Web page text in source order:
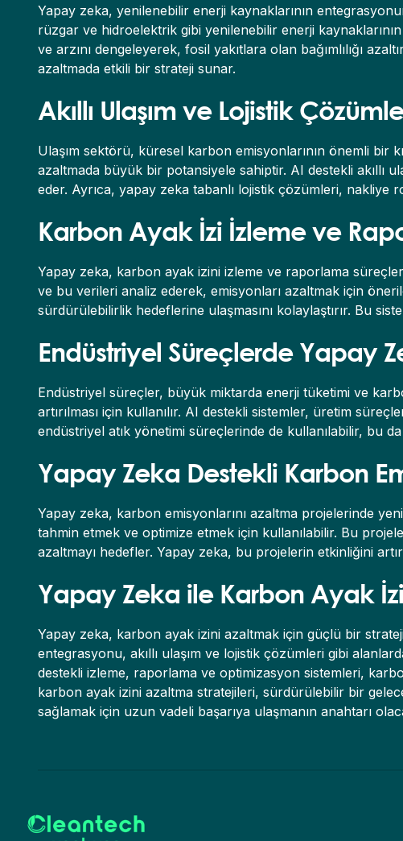
Yapay zeka, yenilenebilir enerji kaynaklarının
rüzgar ve hidroelektrik gibi yenilenebilir enerji
ve arzını dengeleyerek, fosil yakıtlara olan bağımlılığı
azaltmada etkili bir strateji sunar.
Akıllı Ulaşım ve Lojistik
Ulaşım sektörü, küresel karbon emisyonlarının önemli bir
azaltmada büyük bir potansiyele sahiptir. AI destekli akıllı
eder. Ayrıca, yapay zeka tabanlı lojistik çözümleri, nakliye
Karbon Ayak İzi İzleme ve
Yapay zeka, karbon ayak izini izleme ve raporlama
ve bu verileri analiz ederek, emisyonları azaltmak için
sürdürülebilirlik hedeflerine ulaşmasını kolaylaştırır. Bu
Endüstriyel Süreçlerde Yapay
Endüstriyel süreçler, büyük miktarda enerji tüketimi ve
artırılması için kullanılır. AI destekli sistemler, üretim
endüstriyel atık yönetimi süreçlerinde de kullanılabilir, bu
Yapay Zeka Destekli Karbon
Yapay zeka, karbon emisyonlarını azaltma projelerinde
tahmin etmek ve optimize etmek için kullanılabilir. Bu
azaltmayı hedefler. Yapay zeka, bu projelerin etkinliğini
Yapay Zeka ile Karbon Ayak
Yapay zeka, karbon ayak izini azaltmak için güçlü bir
entegrasyonu, akıllı ulaşım ve lojistik çözümleri gibi
destekli izleme, raporlama ve optimizasyon sistemleri,
karbon ayak izini azaltma stratejileri, sürdürülebilir bir
sağlamak için uzun vadeli başarıya ulaşmanın anahtarı